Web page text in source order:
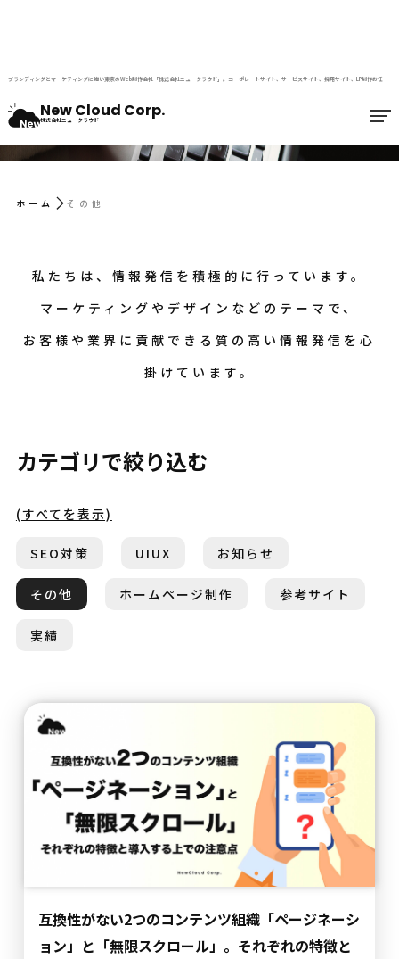
ブランディングとマーケティングに強い東京のWeb制作会社「株式会社ニュークラウド」。コーポレートサイト、サービスサイト、採用サイト、LP制作お任せください。
New Cloud Corp.
株式会社ニュークラウド
BLOG
ホーム その他
私たちは、情報発信を積極的に行っています。
マーケティングやデザインなどのテーマで、
お客様や業界に貢献できる質の高い情報発信を心
掛けています。
カテゴリで絞り込む
(すべてを表示)
SEO対策 UIUX お知らせ
その他 ホームページ制作 参考サイト
実績
互換性がない2つのコンテンツ組織「ページネーシ
ョン」と「無限スクロール」。それぞれの特徴と